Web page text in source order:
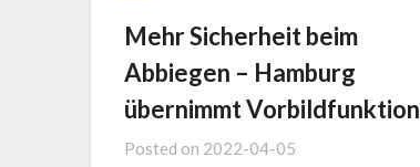
Mehr Sicherheit beim
Abbiegen – Hamburg
übernimmt Vorbildfunktion
Posted on 2022-04-05